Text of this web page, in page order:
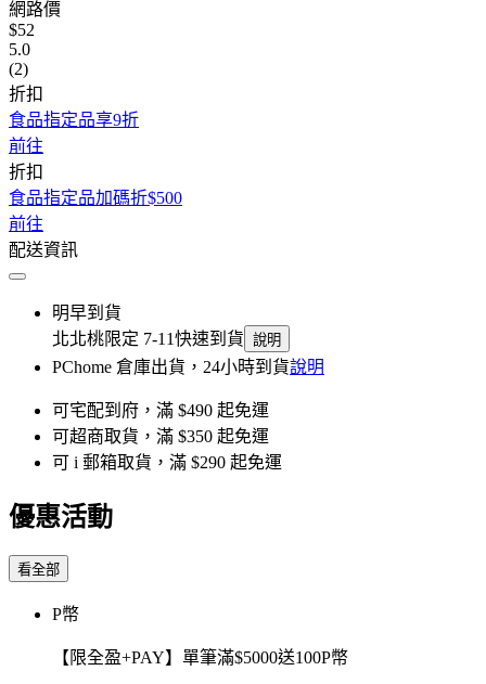
網路價
$52
5.0
(2)
折扣
食品指定品享9折
前往
折扣
食品指定品加碼折$500
前往
配送資訊
明早到貨
北北桃限定 7-11快速到貨 說明
PChome 倉庫出貨，24小時到貨說明
可宅配到府，滿 $490 起免運
可超商取貨，滿 $350 起免運
可 i 郵箱取貨，滿 $290 起免運
優惠活動
看全部
P幣
【限全盈+PAY】單筆滿$5000送100P幣